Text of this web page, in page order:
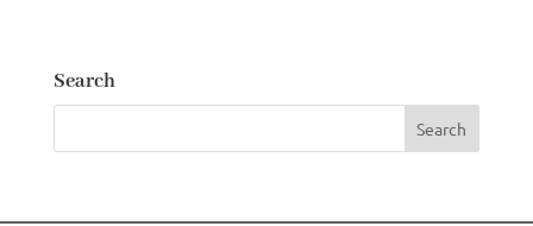
Search